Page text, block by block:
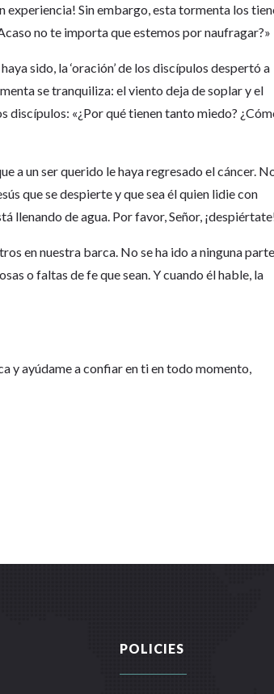
experiencia! Sin embargo, esta tormenta los
no te importa que estemos por naufragar?»
sido, la ‘oración’ de los discípulos despertó a
se tranquiliza: el viento deja de soplar y el
discípulos: «¿Por qué tienen tanto miedo?
a un ser querido le haya regresado el cáncer.
que se despierte y que sea él quien lidie con
llenando de agua. Por favor, Señor,
en nuestra barca. No se ha ido a ninguna
o faltas de fe que sean. Y cuando él hable, la
y ayúdame a confiar en ti en todo momento,
POLICIES